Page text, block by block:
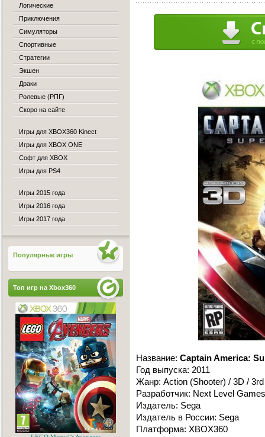
Название: Captain America:
Год выпуска: 2011
Жанр: Action (Shooter) / 3D /
Разработчик: Next Level Games
Издатель: Sega
Издатель в России: Sega
Платформа: XBOX360
Логические
Приключения
Симуляторы
Спортивные
Стратегии
Экшен
Драки
Ролевые (РПГ)
Скоро на сайте
Игры для XBOX360 Kinect
Игры для XBOX ONE
Софт для XBOX
Игры для PS4
Игры 2015 года
Игры 2016 года
Игры 2017 года
Популярные игры
Топ игр на Xbox360